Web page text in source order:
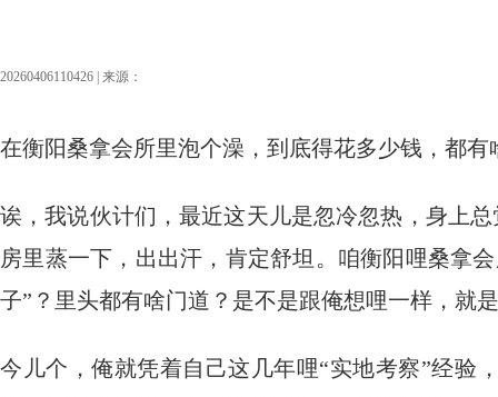
20260406110426 | 来源：
在衡阳桑拿会所里泡个澡，到底得花多少钱，都有
诶，我说伙计们，最近这天儿是忽冷忽热，身上
房里蒸一下，出出汗，肯定舒坦。咱衡阳哩桑拿
子”？里头都有啥门道？是不是跟俺想哩一样，就
今儿个，俺就凭着自己这几年哩“实地考察”经验